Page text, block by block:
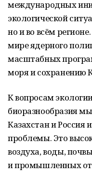
международных
экологической
но и во всём
мире ядерного
масштабных
моря и сохранению
К вопросам
биоразнообразия
Казахстан и Россия
проблемы. Это
воздуха, воды,
и промышленных